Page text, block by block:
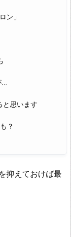
ン」
…
と思います
？
抑えておけば最